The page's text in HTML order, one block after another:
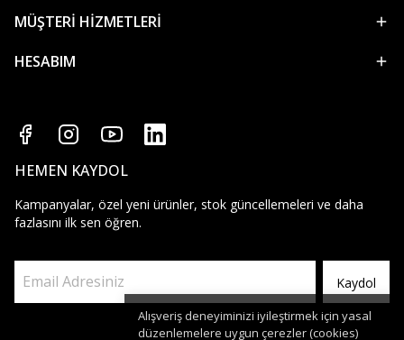
Alışveriş deneyiminizi iyileştirmek için yasal
düzenlemelere uygun çerezler (cookies)
MÜŞTERİ HİZMETLERİ
HESABIM
HEMEN KAYDOL
Kampanyalar, özel yeni ürünler, stok güncellemeleri ve daha
fazlasını ilk sen öğren.
Kaydol